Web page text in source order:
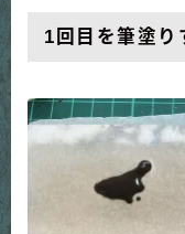
1回目を筆塗り